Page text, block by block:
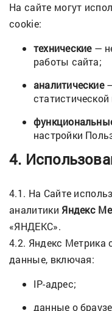
На сайте могут
cookie:
технические—
работы сайта;
аналитические—
настройки
4.
4.1. На Сайте
аналитики Яндекс
«ЯНДЕКС».
4.2. Яндекс Метрика
данные, включая:
IP-адрес;
данные о